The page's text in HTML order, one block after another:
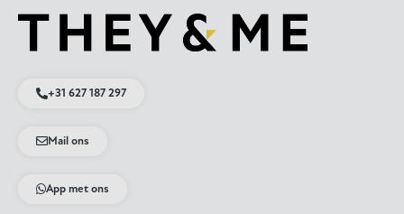
+31 627 187 297
Mail ons
App met ons